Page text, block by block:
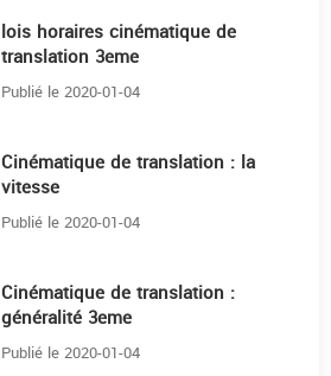
lois horaires cinématique de
translation 3eme
Publié le 2020-01-04
Cinématique de translation : la
vitesse
Publié le 2020-01-04
Cinématique de translation :
généralité 3eme
Publié le 2020-01-04